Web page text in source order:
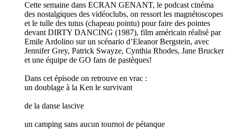
Cette semaine dans ECRAN GENANT, le podcast cinéma
des nostalgiques des vidéoclubs, on ressort les magnétoscopes
et le tulle des tutus (chapeau pointu) pour faire des pointes
devant DIRTY DANCING (1987), film américain réalisé par
Emile Ardolino sur un scénario d’Eleanor Bergstein, avec
Jennifer Grey, Patrick Swayze, Cynthia Rhodes, Jane Brucker
et une équipe de GO fans de pastèques!
Dans cet épisode on retrouve en vrac :
un doublage à la Ken le survivant
de la danse lascive
un camping sans aucun tournoi de pétanque